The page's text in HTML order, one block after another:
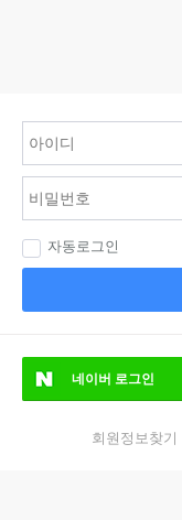
자동로그인
네이버 로그인
회원정보찾기